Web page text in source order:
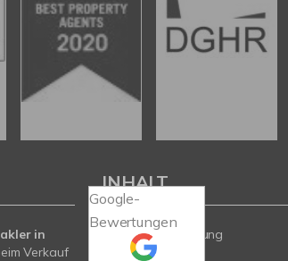
Google-
Bewertungen
in
Verkauf
INHALT
Wertermittlung
Angebote